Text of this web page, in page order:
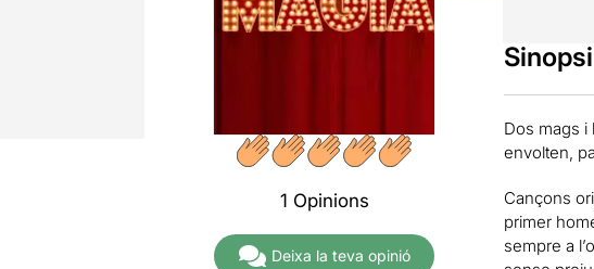
1 Opinions
Deixa la teva opinió
Sinopsi
Dos mags
envolten,
Cançons
primer
sempre a